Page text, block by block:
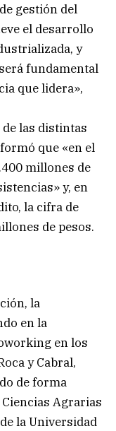
gestión del
el desarrollo
y
fundamental
que lidera»,
las distintas
que «en el
millones de
y, en
la cifra de
de pesos.
la
en la
en los
y Cabral,
de forma
Agrarias
la Universidad